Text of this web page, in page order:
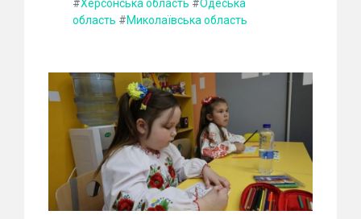
#Херсонська область #Одеська
область #Миколаївська область